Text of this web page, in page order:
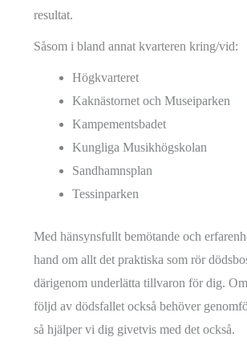
resultat.
Såsom i bland annat kvarteren kring/vid:
Högkvarteret
Kaknästornet och Museiparken
Kampementsbadet
Kungliga Musikhögskolan
Sandhamnsplan
Tessinparken
Med hänsynsfullt bemötande och
hand om allt det praktiska som rör
därigenom underlätta tillvaron för dig.
följd av dödsfallet också behöver
så hjälper vi dig givetvis med det också.